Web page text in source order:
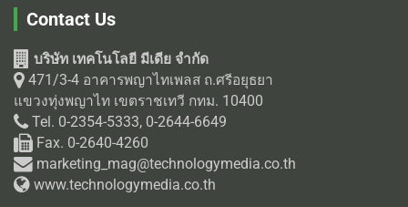
Contact Us
บริษัท เทคโนโลยี มีเดีย จำกัด
471/3-4 อาคารพญาไทเพลส ถ.ศรีอยุธยา
แขวงทุ่งพญาไท เขตราชเทวี กทม. 10400
Tel. 0-2354-5333, 0-2644-6649
Fax. 0-2640-4260
marketing_mag@technologymedia.co.th
www.technologymedia.co.th